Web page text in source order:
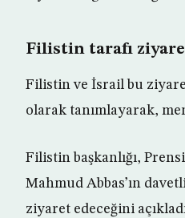
Filistin tarafı
Filistin ve İsrail bu
olarak tanımlayarak,
Filistin başkanlığı,
Mahmud Abbas’ın
ziyaret edeceğini